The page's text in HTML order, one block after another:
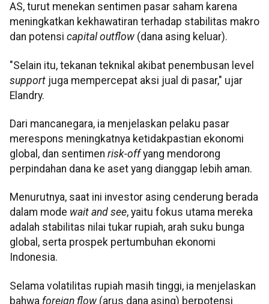
AS, turut menekan sentimen pasar saham karena
meningkatkan kekhawatiran terhadap stabilitas makro
dan potensi capital outflow (dana asing keluar).
"Selain itu, tekanan teknikal akibat penembusan level
support juga mempercepat aksi jual di pasar," ujar
Elandry.
Dari mancanegara, ia menjelaskan pelaku pasar
merespons meningkatnya ketidakpastian ekonomi
global, dan sentimen risk-offyang mendorong
perpindahan dana ke aset yang dianggap lebih aman.
Menurutnya, saat ini investor asing cenderung berada
dalam mode wait and see, yaitu fokus utama mereka
adalah stabilitas nilai tukar rupiah, arah suku bunga
global, serta prospek pertumbuhan ekonomi
Indonesia.
Selama volatilitas rupiah masih tinggi, ia menjelaskan
bahwa foreign flow (arus dana asing) berpotensi